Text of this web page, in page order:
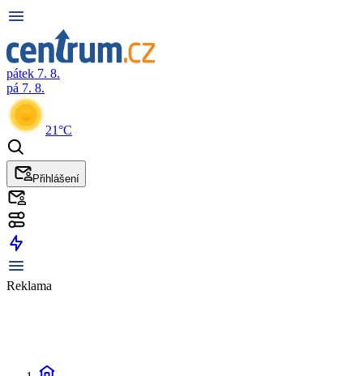
pátek 7. 8.
pá 7. 8.
21°C
Přihlášení
Reklama